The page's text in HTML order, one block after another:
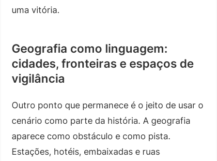
uma vitória.
Geografia como linguagem:
cidades, fronteiras e espaços de
vigilância
Outro ponto que permanece é o jeito de usar o
cenário como parte da história. A geografia
aparece como obstáculo e como pista.
Estações, hotéis, embaixadas e ruas